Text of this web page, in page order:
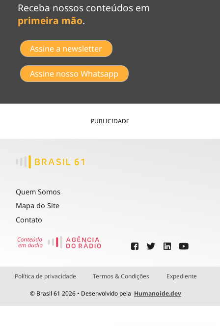
Receba nossos conteúdos em
primeira mão.
Assine a newsletter
Assine nosso Whatsapp
PUBLICIDADE
Quem Somos
Mapa do Site
Contato
Política de privacidade Termos & Condições Expediente
© Brasil 61 2026 • Desenvolvido pela Humanoide.dev